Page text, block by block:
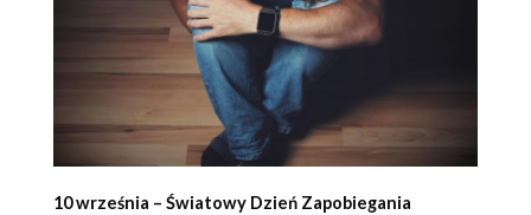
10 września – Światowy Dzień Zapobiegania